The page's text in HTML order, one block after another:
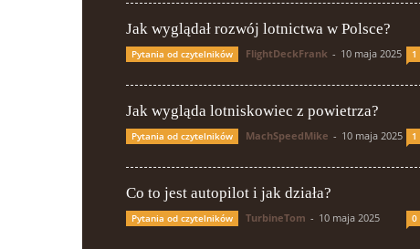
Jak wyglądał rozwój lotnictwa w Polsce?
Pytania od czytelników FlightDeckFrank - 10 maja 2025 1
Jak wygląda lotniskowiec z powietrza?
Pytania od czytelników MachSpeedMike - 10 maja 2025 1
Co to jest autopilot i jak działa?
Pytania od czytelników TurbineTom - 10 maja 2025 0